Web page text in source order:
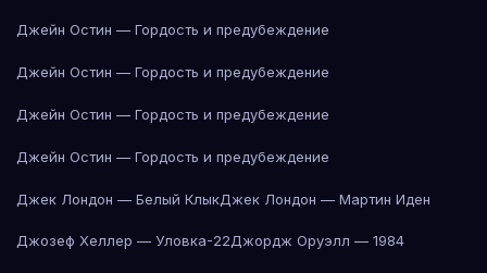
Джейн Остин — Гордость и предубеждение
Джейн Остин — Гордость и предубеждение
Джейн Остин — Гордость и предубеждение
Джейн Остин — Гордость и предубеждение
Джек Лондон — Белый КлыкДжек Лондон — Мартин Иден
Джозеф Хеллер — Уловка-22Джордж Оруэлл — 1984